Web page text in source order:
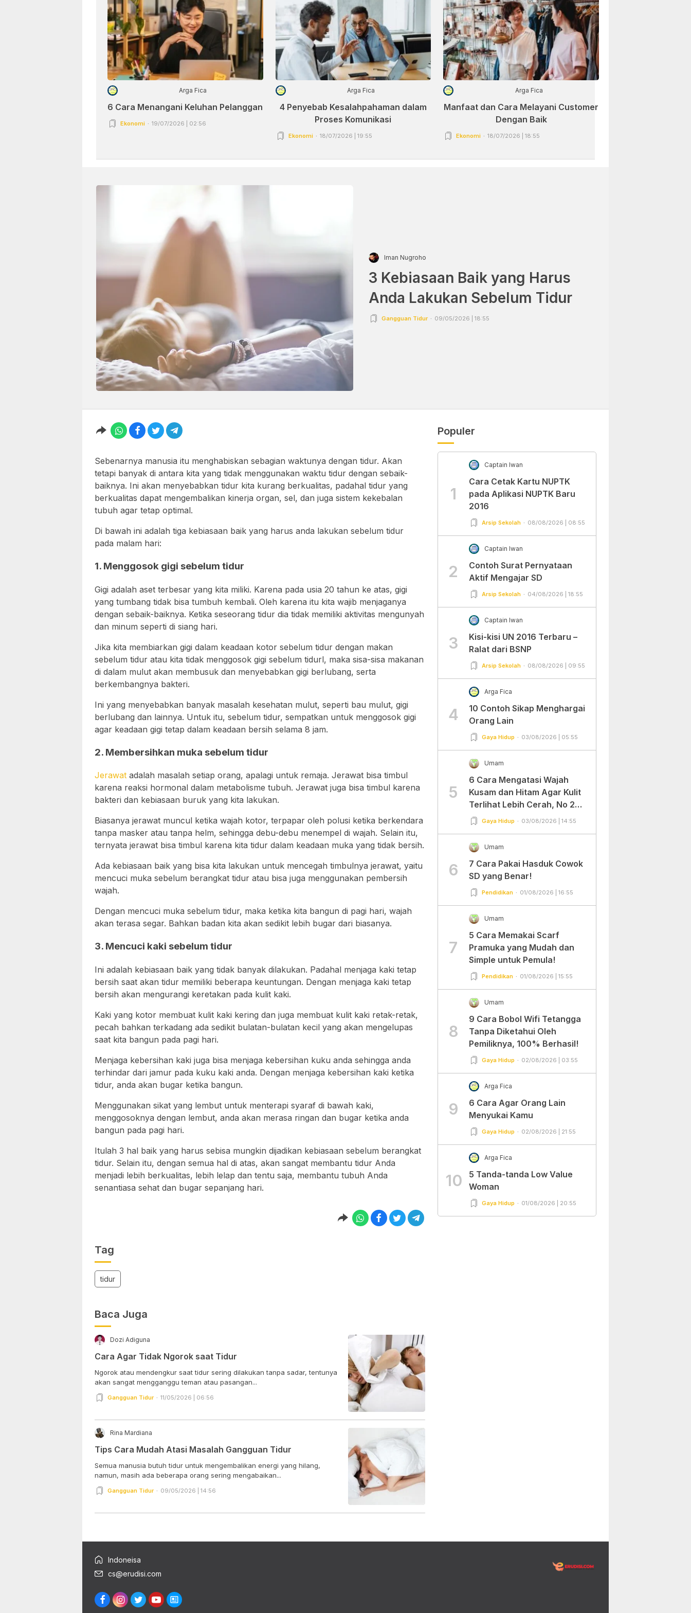
Arga Fica
6 Cara Menangani Keluhan Pelanggan
Ekonomi 19/07/2026 | 02:56
Arga Fica
4 Penyebab Kesalahpahaman dalam
Proses Komunikasi
Ekonomi 18/07/2026 | 19:55
Arga Fica
Manfaat dan Cara Melayani Customer
Dengan Baik
Ekonomi 18/07/2026 | 18:55
Iman Nugroho
3 Kebiasaan Baik yang Harus
Anda Lakukan Sebelum Tidur
Gangguan Tidur 09/05/2026 | 18:55
Sebenarnya manusia itu menghabiskan sebagian waktunya dengan tidur. Akan
tetapi banyak di antara kita yang tidak menggunakan waktu tidur dengan sebaik-
baiknya. Ini akan menyebabkan tidur kita kurang berkualitas, padahal tidur yang
berkualitas dapat mengembalikan kinerja organ, sel, dan juga sistem kekebalan
tubuh agar tetap optimal.
Di bawah ini adalah tiga kebiasaan baik yang harus anda lakukan sebelum tidur
pada malam hari:
1. Menggosok gigi sebelum tidur
Gigi adalah aset terbesar yang kita miliki. Karena pada usia 20 tahun ke atas, gigi
yang tumbang tidak bisa tumbuh kembali. Oleh karena itu kita wajib menjaganya
dengan sebaik-baiknya. Ketika seseorang tidur dia tidak memiliki aktivitas mengunyah
dan minum seperti di siang hari.
Jika kita membiarkan gigi dalam keadaan kotor sebelum tidur dengan makan
sebelum tidur atau kita tidak menggosok gigi sebelum tidurl, maka sisa-sisa makanan
di dalam mulut akan membusuk dan menyebabkan gigi berlubang, serta
berkembangnya bakteri.
Ini yang menyebabkan banyak masalah kesehatan mulut, seperti bau mulut, gigi
berlubang dan lainnya. Untuk itu, sebelum tidur, sempatkan untuk menggosok gigi
agar keadaan gigi tetap dalam keadaan bersih selama 8 jam.
2. Membersihkan muka sebelum tidur
Jerawat adalah masalah setiap orang, apalagi untuk remaja. Jerawat bisa timbul
karena reaksi hormonal dalam metabolisme tubuh. Jerawat juga bisa timbul karena
bakteri dan kebiasaan buruk yang kita lakukan.
Biasanya jerawat muncul ketika wajah kotor, terpapar oleh polusi ketika berkendara
tanpa masker atau tanpa helm, sehingga debu-debu menempel di wajah. Selain itu,
ternyata jerawat bisa timbul karena kita tidur dalam keadaan muka yang tidak bersih.
Ada kebiasaan baik yang bisa kita lakukan untuk mencegah timbulnya jerawat, yaitu
mencuci muka sebelum berangkat tidur atau bisa juga menggunakan pembersih
wajah.
Dengan mencuci muka sebelum tidur, maka ketika kita bangun di pagi hari, wajah
akan terasa segar. Bahkan badan kita akan sedikit lebih bugar dari biasanya.
3. Mencuci kaki sebelum tidur
Ini adalah kebiasaan baik yang tidak banyak dilakukan. Padahal menjaga kaki tetap
bersih saat akan tidur memiliki beberapa keuntungan. Dengan menjaga kaki tetap
bersih akan mengurangi keretakan pada kulit kaki.
Kaki yang kotor membuat kulit kaki kering dan juga membuat kulit kaki retak-retak,
pecah bahkan terkadang ada sedikit bulatan-bulatan kecil yang akan mengelupas
saat kita bangun pada pagi hari.
Menjaga kebersihan kaki juga bisa menjaga kebersihan kuku anda sehingga anda
terhindar dari jamur pada kuku kaki anda. Dengan menjaga kebersihan kaki ketika
tidur, anda akan bugar ketika bangun.
Menggunakan sikat yang lembut untuk menterapi syaraf di bawah kaki,
menggosoknya dengan lembut, anda akan merasa ringan dan bugar ketika anda
bangun pada pagi hari.
Itulah 3 hal baik yang harus sebisa mungkin dijadikan kebiasaan sebelum berangkat
tidur. Selain itu, dengan semua hal di atas, akan sangat membantu tidur Anda
menjadi lebih berkualitas, lebih lelap dan tentu saja, membantu tubuh Anda
senantiasa sehat dan bugar sepanjang hari.
Tag
tidur
Baca Juga
Dozi Adiguna
Cara Agar Tidak Ngorok saat Tidur
Ngorok atau mendengkur saat tidur sering dilakukan tanpa sadar, tentunya
akan sangat mengganggu teman atau pasangan...
Gangguan Tidur 11/05/2026 | 06:56
Rina Mardiana
Tips Cara Mudah Atasi Masalah Gangguan Tidur
Semua manusia butuh tidur untuk mengembalikan energi yang hilang,
namun, masih ada beberapa orang sering mengabaikan...
Gangguan Tidur 09/05/2026 | 14:56
Populer
1
Captain Iwan
Cara Cetak Kartu NUPTK
pada Aplikasi NUPTK Baru
2016
Arsip Sekolah 08/08/2026 | 08:55
2
Captain Iwan
Contoh Surat Pernyataan
Aktif Mengajar SD
Arsip Sekolah 04/08/2026 | 18:55
3
Captain Iwan
Kisi-kisi UN 2016 Terbaru –
Ralat dari BSNP
Arsip Sekolah 08/08/2026 | 09:55
4
Arga Fica
10 Contoh Sikap Menghargai
Orang Lain
Gaya Hidup 03/08/2026 | 05:55
5
Umam
6 Cara Mengatasi Wajah
Kusam dan Hitam Agar Kulit
Terlihat Lebih Cerah, No 2
Gampang Banget dan Mudah
Gaya Hidup 03/08/2026 | 14:55
6
Umam
7 Cara Pakai Hasduk Cowok
SD yang Benar!
Pendidikan 01/08/2026 | 16:55
7
Umam
5 Cara Memakai Scarf
Pramuka yang Mudah dan
Simple untuk Pemula!
Pendidikan 01/08/2026 | 15:55
8
Umam
9 Cara Bobol Wifi Tetangga
Tanpa Diketahui Oleh
Pemiliknya, 100% Berhasil!
Gaya Hidup 02/08/2026 | 03:55
9
Arga Fica
6 Cara Agar Orang Lain
Menyukai Kamu
Gaya Hidup 02/08/2026 | 21:55
10
Arga Fica
5 Tanda-tanda Low Value
Woman
Gaya Hidup 01/08/2026 | 20:55
Indoneisa
cs@erudisi.com